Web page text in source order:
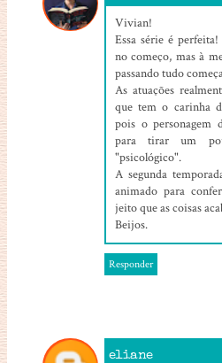
Vivian!
Essa série é
no começo, mas à
passando tudo
As atuações
que tem o carinha
pois o
para tirar um
"psicológico".
A segunda
animado para
jeito que as coisas
Beijos.
Responder
eliane